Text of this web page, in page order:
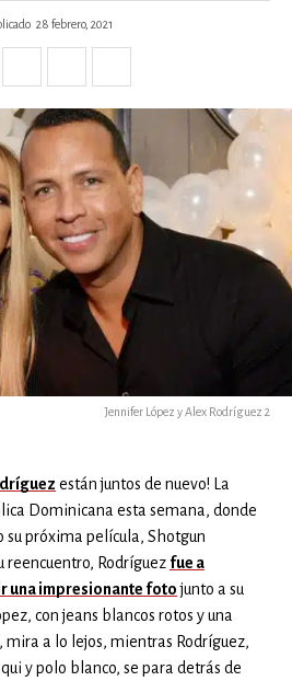
28 febrero, 2021
Jennifer López y Alex Rodríguez 2
están juntos de nuevo! La
Dominicana esta semana, donde
su próxima película, Shotgun
reencuentro, Rodríguez fue a
una impresionante fotojunto a su
con jeans blancos rotos y una
a lo lejos, mientras Rodríguez,
y polo blanco, se para detrás de